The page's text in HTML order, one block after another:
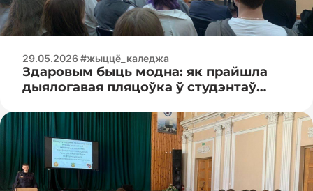
29.05.2026 #жыццё_каледжа
Здаровым быць модна: як прайшла
дыялогавая пляцоўка ў студэнтаў